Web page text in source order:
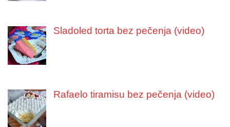
Sladoled torta bez pečenja (video)
Rafaelo tiramisu bez pečenja (video)